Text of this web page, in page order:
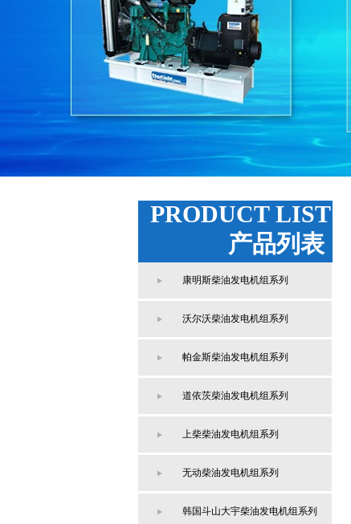
PRODUCT LIST
产品列表
康明斯柴油发电机组系列
沃尔沃柴油发电机组系列
帕金斯柴油发电机组系列
道依茨柴油发电机组系列
上柴柴油发电机组系列
无动柴油发电机组系列
韩国斗山大宇柴油发电机组系列